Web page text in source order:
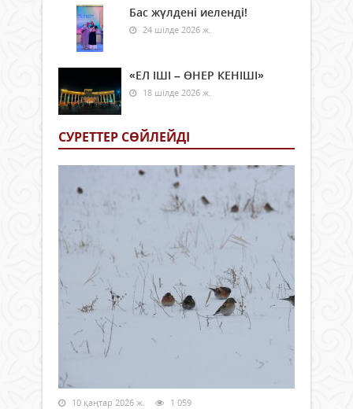
Бас жүлдені иеленді!
24 шілде 2026 ж.
«ЕЛ ІШІ – ӨНЕР КЕНІШІ»
18 шілде 2026 ж.
СУРЕТТЕР СӨЙЛЕЙДI
10 қаңтар 2026 ж. 1 059